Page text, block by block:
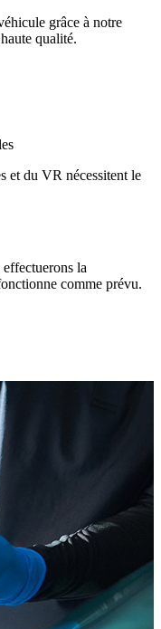
grâce à notre
qualité.
et du VR nécessitent le
la
comme prévu.